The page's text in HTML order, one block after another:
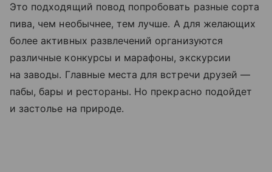
Это подходящий повод попробовать разные сорта
пива, чем необычнее, тем лучше. А для желающих
более активных развлечений организуются
различные конкурсы и марафоны, экскурсии
на заводы. Главные места для встречи друзей —
пабы, бары и рестораны. Но прекрасно подойдет
и застолье на природе.